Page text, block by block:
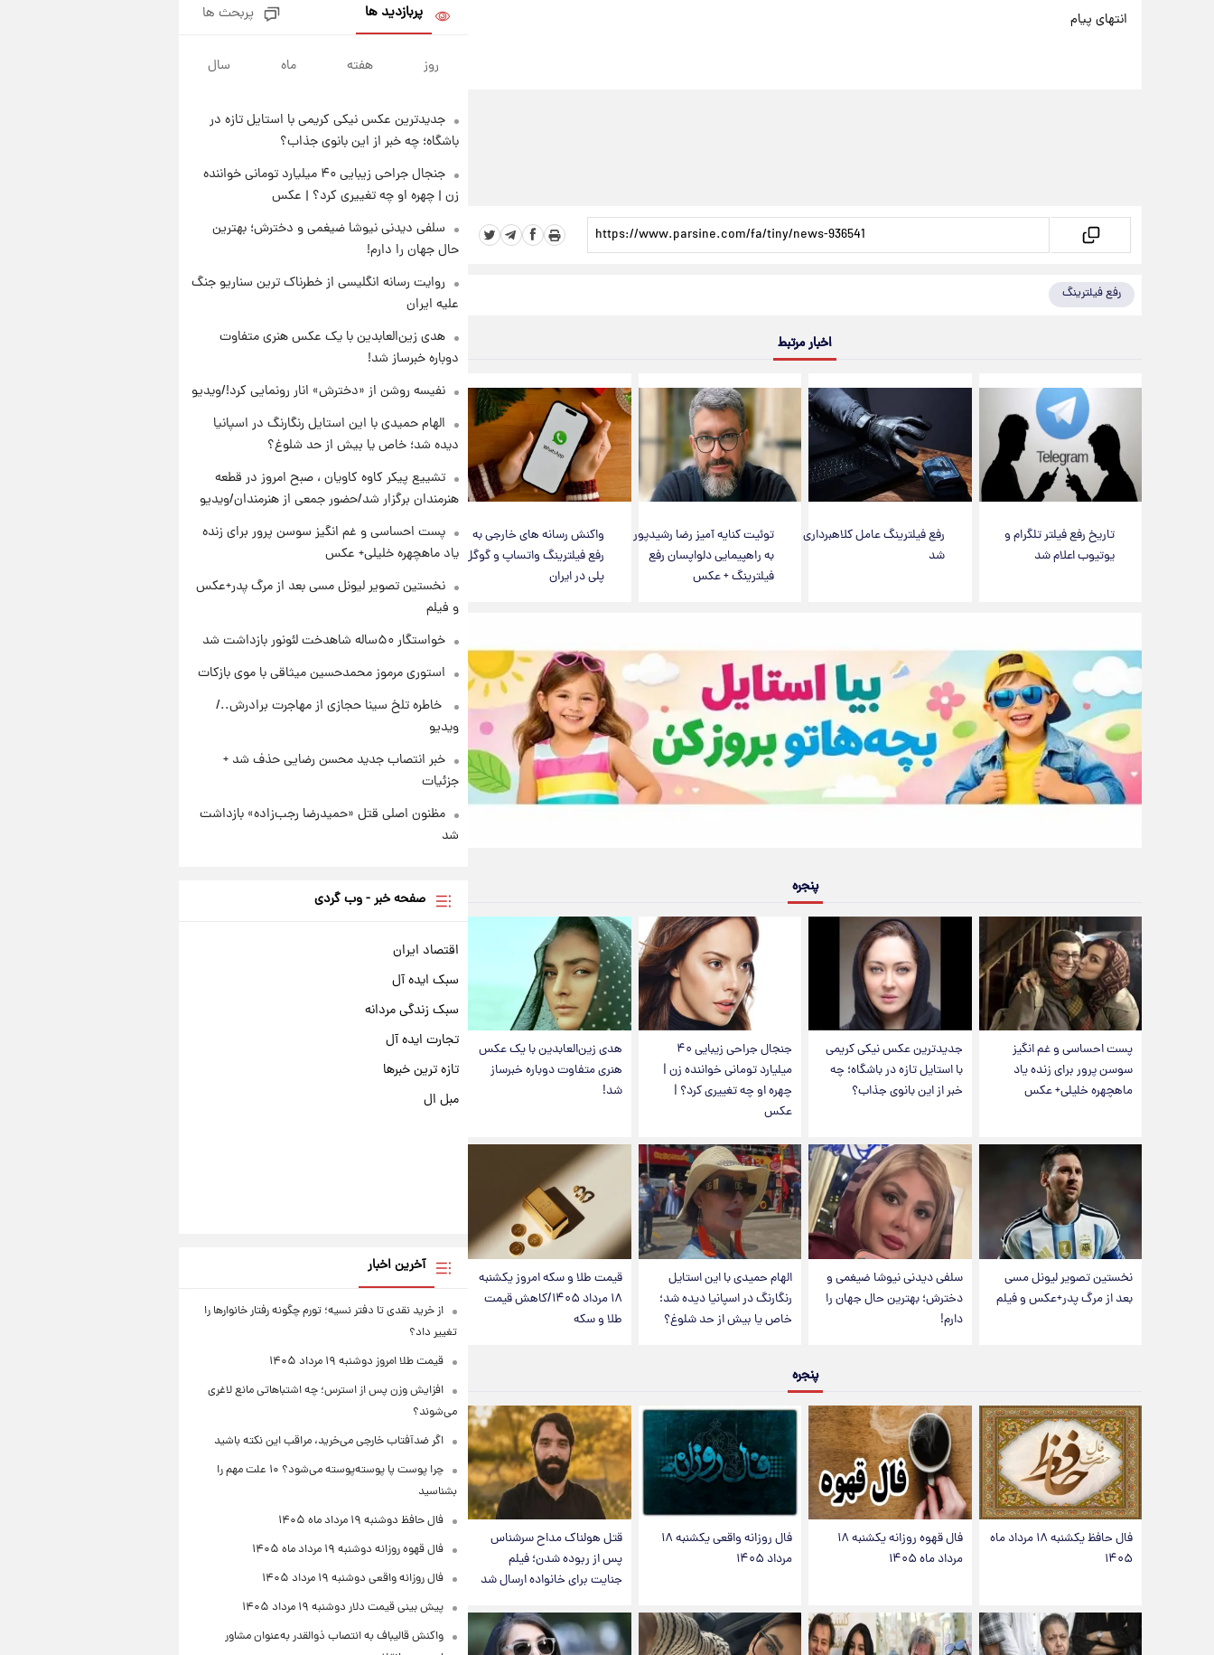
انتهای پیام
رفع فیلترینگ
اخبار مرتبط
تاریخ رفع فیلتر تلگرام و
یوتیوب اعلام شد
رفع فیلترینگ عامل کلاهبرداری
شد
توئیت کنایه آمیز رضا رشیدپور
به راهپیمایی دلواپسان رفع
فیلترینگ + عکس
واکنش رسانه های خارجی به
رفع فیلترینگ واتساپ و گوگل
پلی در ایران
پنجره
پست احساسی و غم انگیز
سوسن پرور برای زنده یاد
ماهچهره خلیلی+ عکس
جدیدترین عکس نیکی کریمی
با استایل تازه در باشگاه؛ چه
خبر از این بانوی جذاب؟
جنجال جراحی زیبایی ۴۰
میلیارد تومانی خواننده زن |
چهره او چه تغییری کرد؟ |
عکس
هدی زین‌العابدین با یک عکس
هنری متفاوت دوباره خبرساز
شد!
نخستین تصویر لیونل مسی
بعد از مرگ پدر+عکس و فیلم
سلفی دیدنی نیوشا ضیغمی و
دخترش؛ بهترین حال جهان را
دارم!
الهام حمیدی با این استایل
رنگارنگ در اسپانیا دیده شد؛
خاص یا بیش از حد شلوغ؟
قیمت طلا و سکه امروز یکشنبه
۱۸ مرداد ۱۴۰۵/کاهش قیمت
طلا و سکه
پنجره
فال حافظ یکشنبه ۱۸ مرداد ماه
۱۴۰۵
فال قهوه روزانه یکشنبه ۱۸
مرداد ماه ۱۴۰۵
فال روزانه واقعی یکشنبه ۱۸
مرداد ۱۴۰۵
قتل هولناک مداح سرشناس
پس از ربوده شدن؛ فیلم
جنایت برای خانواده ارسال شد
آتش‌سوزی در لوناپارک شیراز؛
آخرین وضعیت خزندگان خطرناک
۲۲ ساعت پیش
۲۲ ساعت پیش
نخستین تصویر لیونل مسی بعد از
مرگ پدر+عکس و فیلم
۲۳ ساعت پیش
میثاقی با موی بازکات
پربازدید ها پربحث ها
روز هفته ماه سال
جدیدترین عکس نیکی کریمی با استایل تازه در
باشگاه؛ چه خبر از این بانوی جذاب؟
جنجال جراحی زیبایی ۴۰ میلیارد تومانی خواننده
زن | چهره او چه تغییری کرد؟ | عکس
سلفی دیدنی نیوشا ضیغمی و دخترش؛ بهترین
حال جهان را دارم!
روایت رسانه انگلیسی از خطرناک ترین سناریو جنگ
علیه ایران
هدی زین‌العابدین با یک عکس هنری متفاوت
دوباره خبرساز شد!
نفیسه روشن از «دخترش» انار رونمایی کرد!/ویدیو
الهام حمیدی با این استایل رنگارنگ در اسپانیا
دیده شد؛ خاص یا بیش از حد شلوغ؟
تشییع پیکر کاوه کاویان ، صبح امروز در قطعه
هنرمندان برگزار شد/حضور جمعی از هنرمندان/ویدیو
پست احساسی و غم انگیز سوسن پرور برای زنده
یاد ماهچهره خلیلی+ عکس
نخستین تصویر لیونل مسی بعد از مرگ پدر+عکس
و فیلم
خواستگار ۵۰ساله شاهدخت لئونور بازداشت شد
استوری مرموز محمدحسین میثاقی با موی بازکات
⁨ خاطره تلخ سینا حجازی از مهاجرت برادرش../
ویدیو
خبر انتصاب جدید محسن رضایی حذف شد +
جزئیات
مظنون اصلی قتل «حمیدرضا رجب‌زاده» بازداشت
شد
صفحه خبر - وب گردی
اقتصاد ایران
سبک ایده آل
سبک زندگی مردانه
تجارت ایده آل
تازه ترین خبرها
مبل ال
آخرین اخبار
از خرید نقدی تا دفتر نسیه؛ تورم چگونه رفتار خانوارها را
تغییر داد؟
قیمت طلا امروز دوشنبه ۱۹ مرداد ۱۴۰۵
افزایش وزن پس از استرس؛ چه اشتباهاتی مانع لاغری
می‌شوند؟
اگر ضدآفتاب خارجی می‌خرید، مراقب این نکته باشید
چرا پوست پا پوسته‌پوسته می‌شود؟ ۱۰ علت مهم را
بشناسید
فال حافظ دوشنبه ۱۹ مرداد ماه ۱۴۰۵
فال قهوه روزانه دوشنبه ۱۹ مرداد ماه ۱۴۰۵
فال روزانه واقعی دوشنبه ۱۹ مرداد ۱۴۰۵
پیش‌ بینی قیمت دلار دوشنبه ۱۹ مرداد ۱۴۰۵
واکنش قالیباف به انتصاب ذوالقدر به‌عنوان مشاور